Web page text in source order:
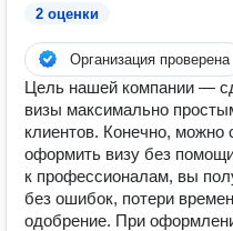
2 оценки
Организация проверена
Цель нашей компании —
визы максимально
клиентов. Конечно, можно
оформить визу без
к профессионалам, вы
без ошибок, потери
одобрение. При